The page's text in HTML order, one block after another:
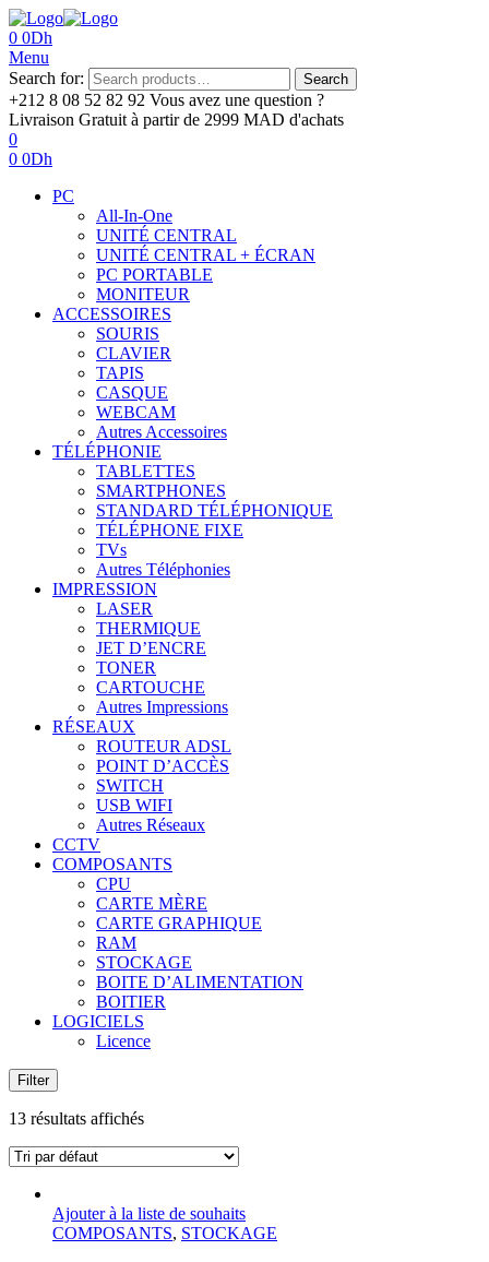
0 0Dh
Menu
Search for:
Search
+212 8 08 52 82 92‬ Vous avez une question ?
Livraison Gratuit à partir de 2999 MAD d'achats
0
0 0Dh
PC
All-In-One
UNITÉ CENTRAL
UNITÉ CENTRAL + ÉCRAN
PC PORTABLE
MONITEUR
ACCESSOIRES
SOURIS
CLAVIER
TAPIS
CASQUE
WEBCAM
Autres Accessoires
TÉLÉPHONIE
TABLETTES
SMARTPHONES
STANDARD TÉLÉPHONIQUE
TÉLÉPHONE FIXE
TVs
Autres Téléphonies
IMPRESSION
LASER
THERMIQUE
JET D’ENCRE
TONER
CARTOUCHE
Autres Impressions
RÉSEAUX
ROUTEUR ADSL
POINT D’ACCÈS
SWITCH
USB WIFI
Autres Réseaux
CCTV
COMPOSANTS
CPU
CARTE MÈRE
CARTE GRAPHIQUE
RAM
STOCKAGE
BOITE D’ALIMENTATION
BOITIER
LOGICIELS
Licence
Filter
13 résultats affichés
Ajouter à la liste de souhaits
COMPOSANTS, STOCKAGE